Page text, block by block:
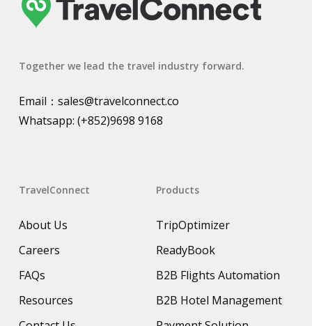
Together we lead the travel industry forward.
Email： sales@travelconnect.co
Whatsapp: (+852)9698 9168
TravelConnect
About Us
Careers
FAQs
Resources
Products
TripOptimizer
ReadyBook
B2B Flights Automation
B2B Hotel Management